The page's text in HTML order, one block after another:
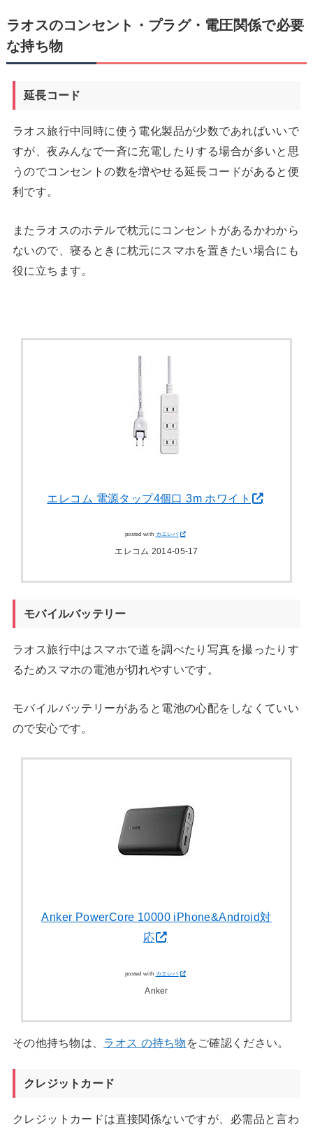
ラオスのコンセント・プラグ・電圧関係で必要
な持ち物
延長コード
ラオス旅行中同時に使う電化製品が少数であればいいで
すが、夜みんなで一斉に充電したりする場合が多いと思
うのでコンセントの数を増やせる延長コードがあると便
利です。
またラオスのホテルで枕元にコンセントがあるかわから
ないので、寝るときに枕元にスマホを置きたい場合にも
役に立ちます。
エレコム 電源タップ4個口 3m ホワイト
posted with カエレバ
エレコム 2014-05-17
モバイルバッテリー
ラオス旅行中はスマホで道を調べたり写真を撮ったりす
るためスマホの電池が切れやすいです。
モバイルバッテリーがあると電池の心配をしなくていい
ので安心です。
Anker PowerCore 10000 iPhone&Android対
応
posted with カエレバ
Anker
その他持ち物は、 ラオス の持ち物 をご確認ください。
クレジットカード
クレジットカードは直接関係ないですが、必需品と言わ